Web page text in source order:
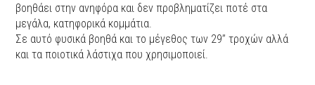
βοηθάει στην ανηφόρα και δεν προβληματίζει ποτέ στα
μεγάλα, κατηφορικά κομμάτια.
Σε αυτό φυσικά βοηθά και το μέγεθος των 29’’ τροχών αλλά
και τα ποιοτικά λάστιχα που χρησιμοποιεί.